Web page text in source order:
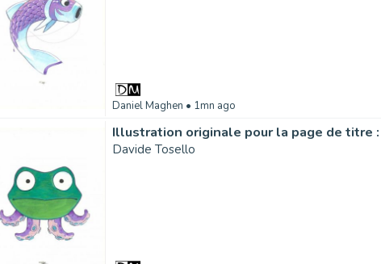
Daniel Maghen • 1mn ago
Davide Tosello